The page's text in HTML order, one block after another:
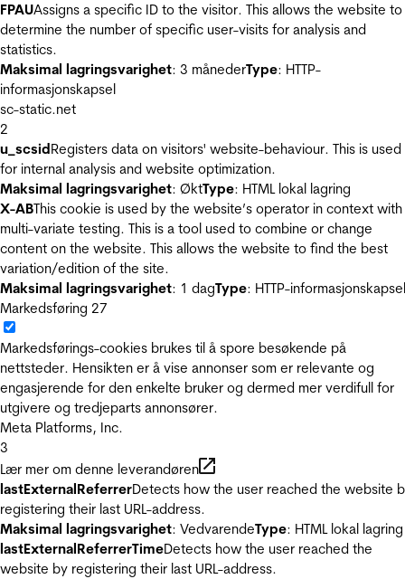
FPAUAssigns a specific ID to the visitor. This allows the website to
determine the number of specific user-visits for analysis and
statistics.
Maksimal lagringsvarighet: 3 månederType: HTTP-
informasjonskapsel
sc-static.net
2
u_scsidRegisters data on visitors' website-behaviour. This is used
for internal analysis and website optimization.
Maksimal lagringsvarighet: ØktType: HTML lokal lagring
X-ABThis cookie is used by the website’s operator in context with
multi-variate testing. This is a tool used to combine or change
content on the website. This allows the website to find the best
variation/edition of the site.
Maksimal lagringsvarighet: 1 dagType: HTTP-informasjonskapsel
Markedsføring 27
Markedsførings-cookies brukes til å spore besøkende på
nettsteder. Hensikten er å vise annonser som er relevante og
engasjerende for den enkelte bruker og dermed mer verdifull for
utgivere og tredjeparts annonsører.
Meta Platforms, Inc.
3
Lær mer om denne leverandøren
lastExternalReferrerDetects how the user reached the website
registering their last URL-address.
Maksimal lagringsvarighet: VedvarendeType: HTML lokal lagring
lastExternalReferrerTimeDetects how the user reached the
website by registering their last URL-address.